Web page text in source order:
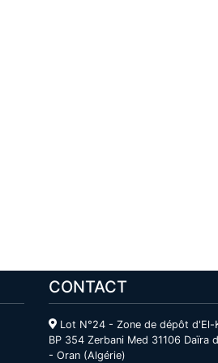
CONTACT
Lot N°24 - Zone de dépôt d'El-
BP 354 Zerbani Med 31106 Daïra
- Oran (Algérie)